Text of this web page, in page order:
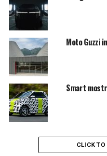
Moto Guzzi
Smart
CLICK